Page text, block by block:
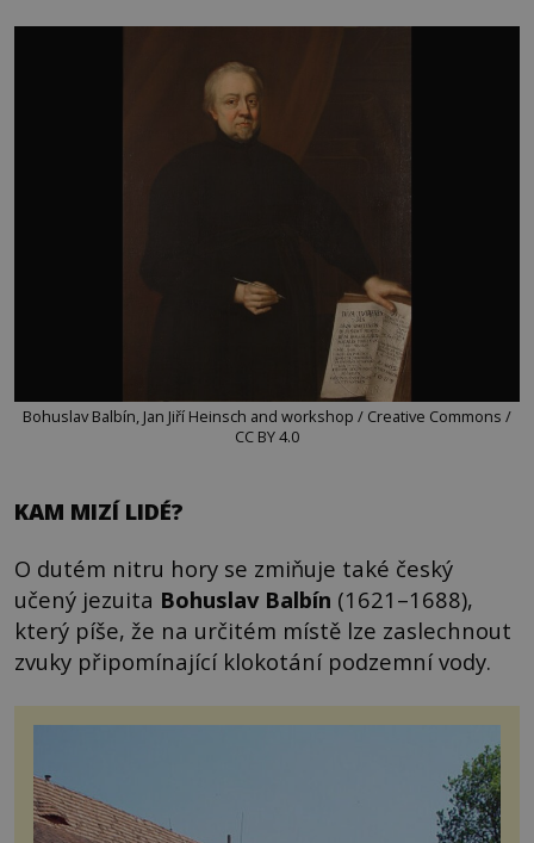
Bohuslav Balbín, Jan Jiří Heinsch and workshop / Creative Commons /
CC BY 4.0
KAM MIZÍ LIDÉ?
O dutém nitru hory se zmiňuje také český
učený jezuita Bohuslav Balbín (1621–1688),
který píše, že na určitém místě lze zaslechnout
zvuky připomínající klokotání podzemní vody.